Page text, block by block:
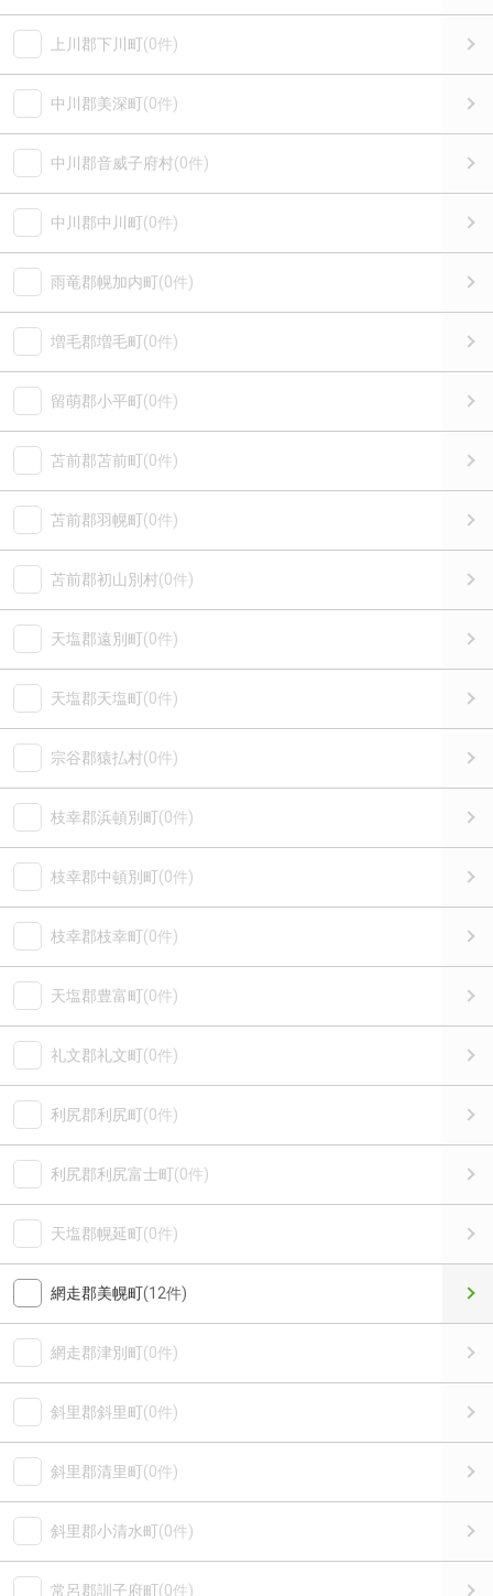
上川郡下川町(0件)
中川郡美深町(0件)
中川郡音威子府村(0件)
中川郡中川町(0件)
雨竜郡幌加内町(0件)
増毛郡増毛町(0件)
留萌郡小平町(0件)
苫前郡苫前町(0件)
苫前郡羽幌町(0件)
苫前郡初山別村(0件)
天塩郡遠別町(0件)
天塩郡天塩町(0件)
宗谷郡猿払村(0件)
枝幸郡浜頓別町(0件)
枝幸郡中頓別町(0件)
枝幸郡枝幸町(0件)
天塩郡豊富町(0件)
礼文郡礼文町(0件)
利尻郡利尻町(0件)
利尻郡利尻富士町(0件)
天塩郡幌延町(0件)
網走郡美幌町(12件)
網走郡津別町(0件)
斜里郡斜里町(0件)
斜里郡清里町(0件)
斜里郡小清水町(0件)
常呂郡訓子府町(0件)